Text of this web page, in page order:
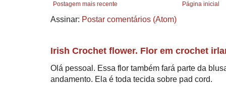
Postagem mais recente Página inicial
Assinar: Postar comentários (Atom)
Irish Crochet flower. Flor em crochet
Olá pessoal. Essa flor também fará parte da
andamento. Ela é toda tecida sobre pad cord.